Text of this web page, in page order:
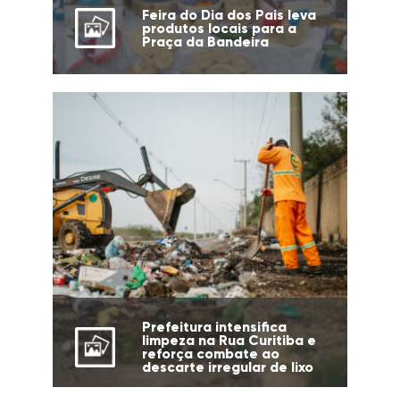
Feira do Dia dos Pais leva
produtos locais para a
Praça da Bandeira
Prefeitura intensifica
limpeza na Rua Curitiba e
reforça combate ao
descarte irregular de lixo